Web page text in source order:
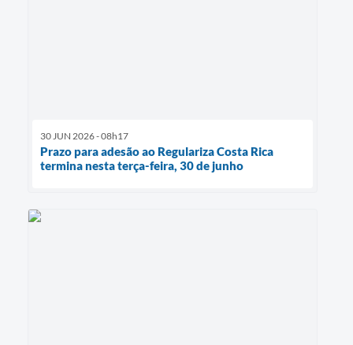
30 JUN 2026 - 08h17
Prazo para adesão ao Regulariza Costa Rica
termina nesta terça-feira, 30 de junho